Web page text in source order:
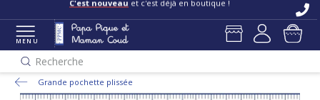
C'est nouveau et c'est déjà en boutique !
MENU
Recherche
Grande pochette plissée